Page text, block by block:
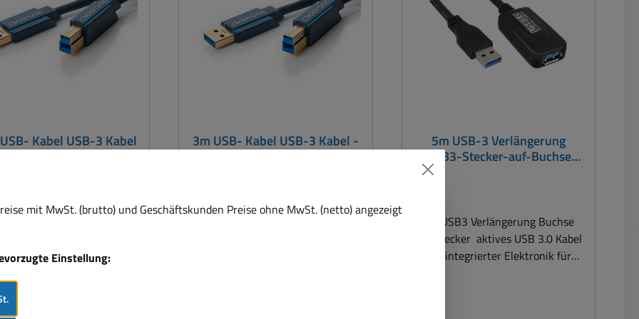
den USB 3.0 Spezifikationen Eine
Twisted-Pair-Konstruktion hilft,
ein Übersprechen der Daten zu
verhindern und eine fehlerfreie
Kabel USB-3 Kabel
A zu USB-B zB Drucker
Ausführung von
oder USB-Hub an einen
3m USB- Kabel USB-3 Kabel -
USB-A zu USB-B zB Drucker
5m USB-3 Verlängerung
USB3-Stecker-auf-Buchse
Aktiv mit USB-Verstärker
5m USB3 Verlängerung Buchse
auf Stecker aktives USB 3.0 Kabel
mit integrierter Elektronik für
mit MwSt. (brutto) und Geschäftskunden Preise ohne MwSt. (netto) angezeigt
Einstellung: